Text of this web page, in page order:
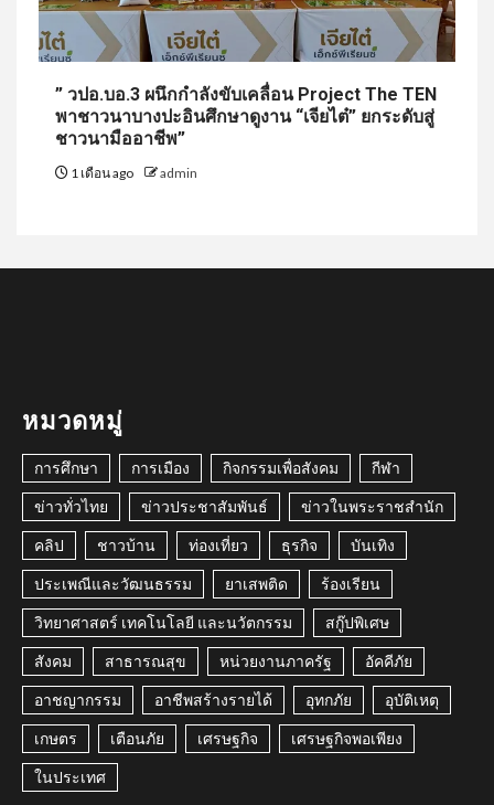
” วปอ.บอ.3 ผนึกกำลังขับเคลื่อน Project The TEN
พาชาวนาบางปะอินศึกษาดูงาน “เจียไต๋” ยกระดับสู่
ชาวนามืออาชีพ”
1 เดือน ago admin
หมวดหมู่
การศึกษา การเมือง กิจกรรมเพื่อสังคม กีฬา
ข่าวทั่วไทย ข่าวประชาสัมพันธ์ ข่าวในพระราชสำนัก
คลิป ชาวบ้าน ท่องเที่ยว ธุรกิจ บันเทิง
ประเพณีและวัฒนธรรม ยาเสพติด ร้องเรียน
วิทยาศาสตร์ เทคโนโลยี และนวัตกรรม สกู๊ปพิเศษ
สังคม สาธารณสุข หน่วยงานภาครัฐ อัคคีภัย
อาชญากรรม อาชีพสร้างรายได้ อุทกภัย อุบัติเหตุ
เกษตร เตือนภัย เศรษฐกิจ เศรษฐกิจพอเพียง
ในประเทศ